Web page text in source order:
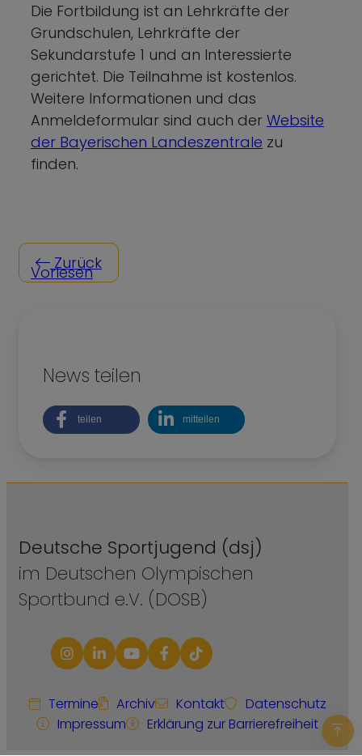
Die Fortbildung ist an Lehrkräfte der
Grundschulen, Lehrkräfte der
Sekundarstufe 1 und an Interessierte
gerichtet. Die Teilnahme ist kostenlos.
Weitere Informationen und das
Anmeldeformular sind auch der Website
der Bayerischen Landeszentrale zu
finden.
Zurück
Vorlesen
News teilen
teilen mitteilen
Deutsche Sportjugend (dsj)
im Deutschen Olympischen
Sportbund e.V. (DOSB)
Termine Archiv Kontakt
Datenschutz
Impressum
Erklärung zur Barrierefreiheit